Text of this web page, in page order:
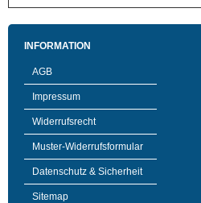
INFORMATION
AGB
Impressum
Widerrufsrecht
Muster-Widerrufsformular
Datenschutz & Sicherheit
Sitemap